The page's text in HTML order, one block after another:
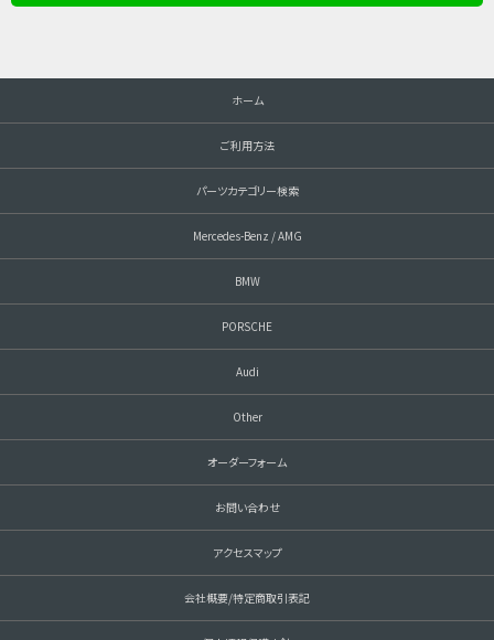
ホーム
ご利用方法
パーツカテゴリー検索
Mercedes-Benz / AMG
BMW
PORSCHE
Audi
Other
オーダーフォーム
お問い合わせ
アクセスマップ
会社概要/特定商取引表記